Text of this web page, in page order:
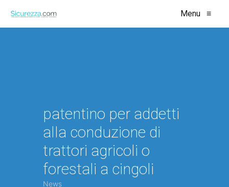
Menu ≡
patentino per addetti
alla conduzione di
trattori agricoli o
forestali a cingoli
News